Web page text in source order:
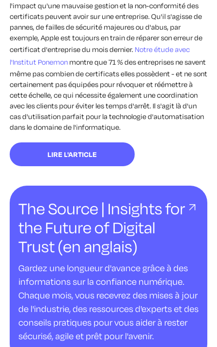
l'impact qu'une mauvaise gestion et la non-conformité des
certificats peuvent avoir sur une entreprise. Qu'il s'agisse de
pannes, de failles de sécurité majeures ou d'abus, par
exemple, Apple est toujours en train de réparer son erreur de
certificat d'entreprise du mois dernier. Notre étude avec
l'Institut Ponemon montre que 71 % des entreprises ne savent
même pas combien de certificats elles possèdent - et ne sont
certainement pas équipées pour révoquer et réémettre à
cette échelle, ce qui nécessite également une coordination
avec les clients pour éviter les temps d'arrêt. Il s'agit là d'un
cas d'utilisation parfait pour la technologie d'automatisation
dans le domaine de l'informatique.
LIRE L'ARTICLE
The Source | Insights for
the Future of Digital
Trust (en anglais)
Gardez une longueur d'avance grâce à des
informations sur la confiance numérique.
Chaque mois, vous recevrez des mises à jour
de l'industrie, des ressources d'experts et des
conseils pratiques pour vous aider à rester
sécurisé, agile et prêt pour l'avenir.